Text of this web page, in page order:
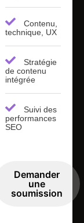
Contenu,
technique, UX
Stratégie
de contenu
intégrée
Suivi des
performances
SEO
Demander
une
soumission